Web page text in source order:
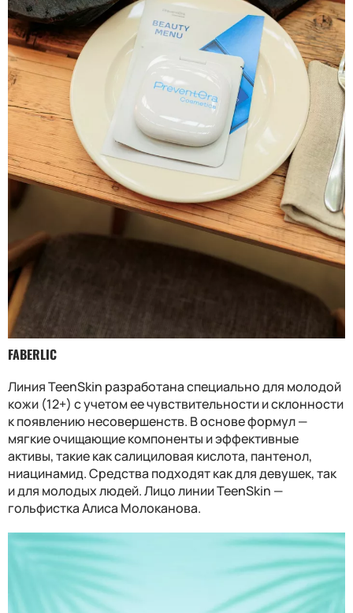
FABERLIC
Линия TeenSkin разработана специально для молодой
кожи (12+) с учетом ее чувствительности и склонности
к появлению несовершенств. В основе формул —
мягкие очищающие компоненты и эффективные
активы, такие как салициловая кислота, пантенол,
ниацинамид. Средства подходят как для девушек, так
и для молодых людей. Лицо линии TeenSkin —
гольфистка Алиса Молоканова.